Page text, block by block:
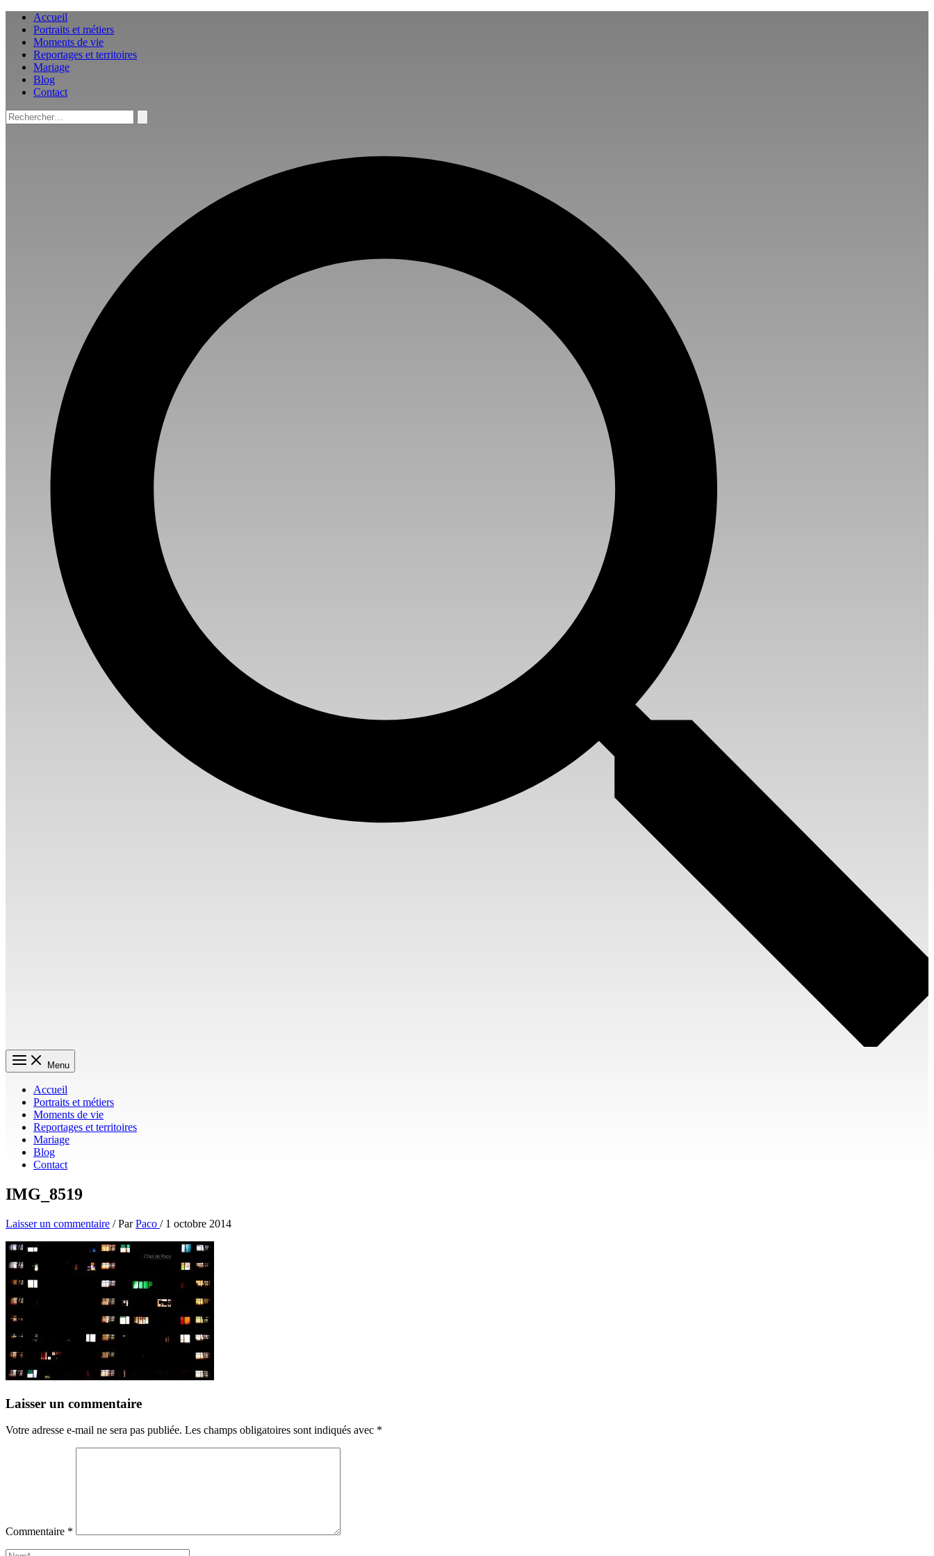
Aller
contenu
Accueil
Portraits et métiers
Moments de vie
Reportages et territoires
Mariage
Blog
Contact
Rechercher :
Menu
Accueil
Portraits et métiers
Moments de vie
Reportages et territoires
Mariage
Blog
Contact
IMG_8519
Laisser un commentaire / ParPaco / 1 octobre 2014
Laisser un commentaire
Votre adresse e-mail ne sera pas publiée. Les champs obligatoires sont indiqués avec *
Commentaire *